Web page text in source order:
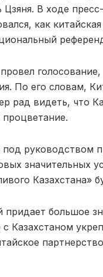
В ходе
как
голосование,
По его словам,
рад видеть, что
руководством
значительных
Казахстана»
большое
Казахстаном